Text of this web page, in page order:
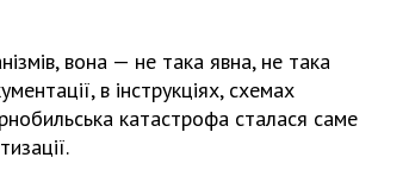
вона — не така явна, не така
в інструкціях, схемах
катастрофа сталася саме